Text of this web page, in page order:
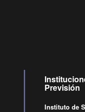
Previsión
Instituto de